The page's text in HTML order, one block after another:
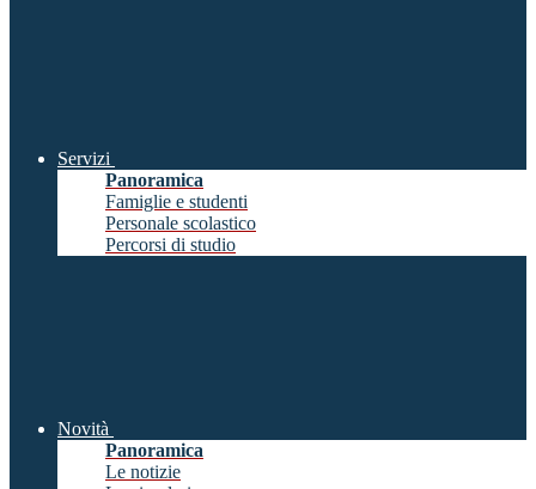
Servizi
Panoramica
Famiglie e studenti
Personale scolastico
Percorsi di studio
Novità
Panoramica
Le notizie